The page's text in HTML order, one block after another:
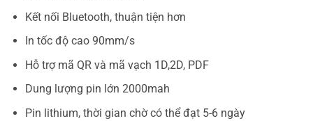
Kết nối Bluetooth, thuận tiện hơn
In tốc độ cao 90mm/s
Hỗ trợ mã QR và mã vạch 1D,2D, PDF
Dung lượng pin lớn 2000mah
Pin lithium, thời gian chờ có thể đạt 5-6 ngày